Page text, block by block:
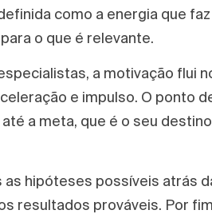
como a energia que faz
o que é relevante.
a motivação flui
e impulso. O ponto
a meta, que é o seu destino
as hipóteses possíveis atrás
resultados prováveis. Por